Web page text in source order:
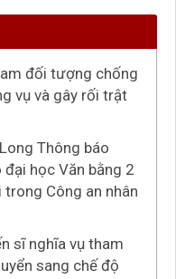
đối tượng chống
vụ và gây rối trật
Thông báo
học Văn bằng 2
Công an nhân
sĩ nghĩa vụ tham
sang chế độ